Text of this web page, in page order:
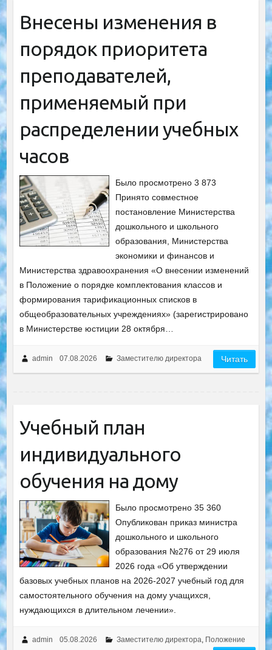
Внесены изменения в
порядок приоритета
преподавателей,
применяемый при
распределении учебных
часов
Было просмотрено 3 873
Принято совместное
постановление Министерства
дошкольного и школьного
образования, Министерства
экономики и финансов и
Министерства здравоохранения «О внесении изменений
в Положение о порядке комплектования классов и
формирования тарификационных списков в
общеобразовательных учреждениях» (зарегистрировано
в Министерстве юстиции 28 октября…
admin 07.08.2026 Заместителю директора Читать
Учебный план
индивидуального
обучения на дому
Было просмотрено 35 360
Опубликован приказ министра
дошкольного и школьного
образования №276 от 29 июля
2026 года «Об утверждении
базовых учебных планов на 2026-2027 учебный год для
самостоятельного обучения на дому учащихся,
нуждающихся в длительном лечении».
admin 05.08.2026 Заместителю директора, Положение